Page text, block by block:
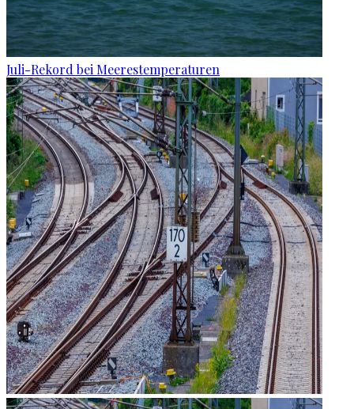
Juli-Rekord bei Meerestemperaturen